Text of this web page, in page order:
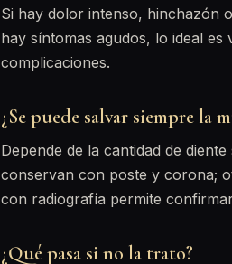
Si hay dolor intenso, hinchazón
hay síntomas agudos, lo ideal
complicaciones.
¿Se puede salvar siempre la
Depende de la cantidad de
conservan con poste y corona;
con radiografía permite
¿Qué pasa si no la trato?